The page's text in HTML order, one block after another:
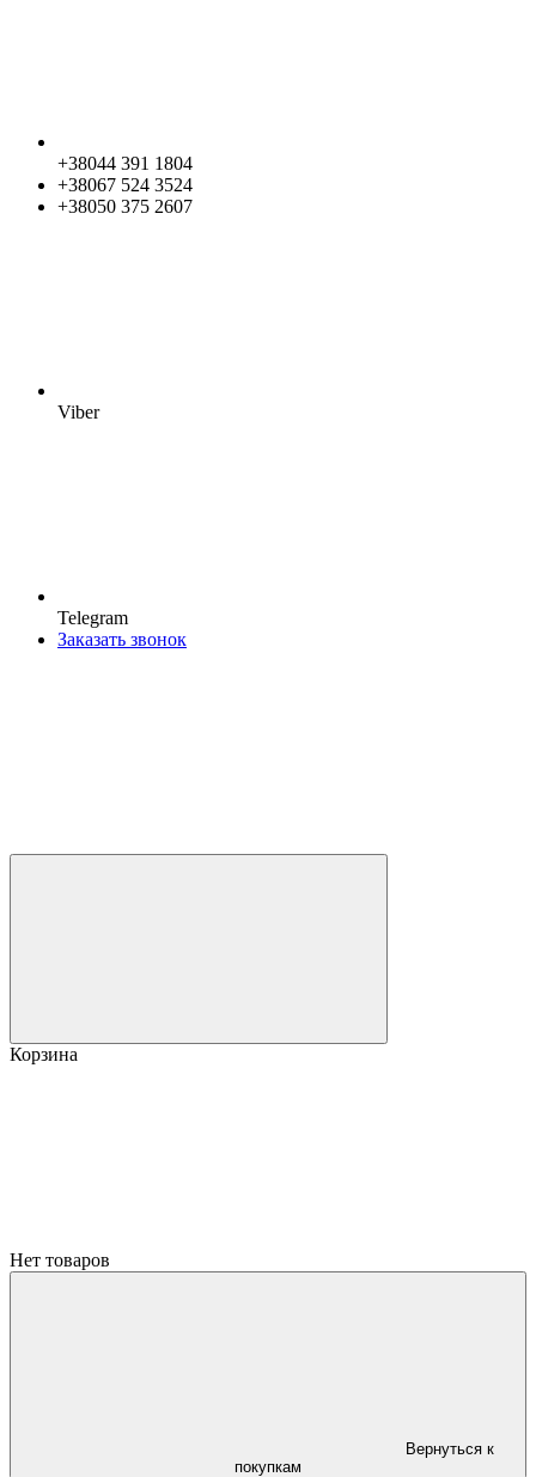
+38044 391 1804
+38067 524 3524
+38050 375 2607
Viber
Telegram
Заказать звонок
Корзина
Нет товаров
Вернуться к
покупкам